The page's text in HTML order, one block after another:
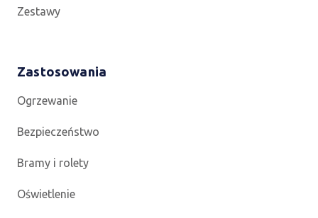
Zestawy
Zastosowania
Ogrzewanie
Bezpieczeństwo
Bramy i rolety
Oświetlenie